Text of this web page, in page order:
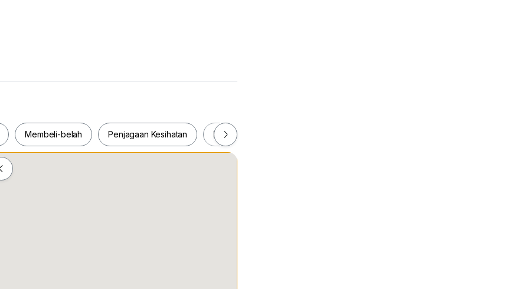
may not fully represent its current condition.
-
Six
Membeli-belah Penjagaan Kesihatan Makanan & Minuman